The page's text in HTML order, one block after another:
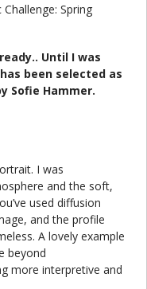
Spring
Until I was
been selected as
Sofie Hammer.
I was
and the soft,
used diffusion
and the profile
A lovely example
beyond
more interpretive and